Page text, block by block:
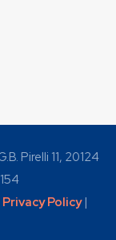
Pirelli 11, 20124
Privacy Policy|